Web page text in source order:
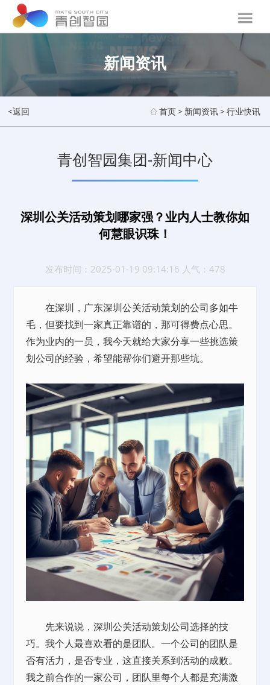
新闻资讯
<返回 首页> 新闻资讯>行业快讯
青创智园集团-新闻中心
深圳公关活动策划哪家强？业内人士教你如
何慧眼识珠！
发布时间：2025-01-19 09:14:16 人气：478
在深圳，广东深圳公关活动策划的公司多如牛
毛，但要找到一家真正靠谱的，那可得费点心思。
作为业内的一员，我今天就给大家分享一些挑选策
划公司的经验，希望能帮你们避开那些坑。
先来说说，深圳公关活动策划公司选择的技
巧。我个人最喜欢看的是团队。一个公司的团队是
否有活力，是否专业，这直接关系到活动的成败。
我之前合作的一家公司，团队里每个人都是充满激